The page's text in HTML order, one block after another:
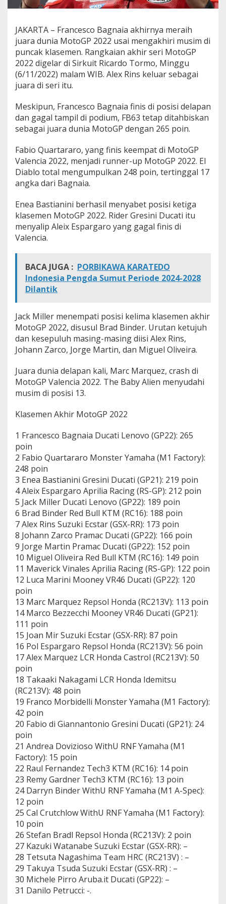
o
t
o
G
P
2
2
!
JAKARTA – Francesco Bagnaia akhirnya meraih
juara dunia MotoGP 2022 usai mengakhiri musim di
puncak klasemen. Rangkaian akhir seri MotoGP
2022 digelar di Sirkuit Ricardo Tormo, Minggu
(6/11/2022) malam WIB. Alex Rins keluar sebagai
juara di seri itu.
Meskipun, Francesco Bagnaia finis di posisi delapan
dan gagal tampil di podium, FB63 tetap ditahbiskan
sebagai juara dunia MotoGP dengan 265 poin.
Fabio Quartararo, yang finis keempat di MotoGP
Valencia 2022, menjadi runner-up MotoGP 2022. El
Diablo total mengumpulkan 248 poin, tertinggal 17
angka dari Bagnaia.
Enea Bastianini berhasil menyabet posisi ketiga
klasemen MotoGP 2022. Rider Gresini Ducati itu
menyalip Aleix Espargaro yang gagal finis di
Valencia.
BACA JUGA : PORBIKAWA KARATEDO
Indonesia Pengda Sumut Periode 2024-2028
Dilantik
Jack Miller menempati posisi kelima klasemen akhir
MotoGP 2022, disusul Brad Binder. Urutan ketujuh
dan kesepuluh masing-masing diisi Alex Rins,
Johann Zarco, Jorge Martin, dan Miguel Oliveira.
Juara dunia delapan kali, Marc Marquez, crash di
MotoGP Valencia 2022. The Baby Alien menyudahi
musim di posisi 13.
Klasemen Akhir MotoGP 2022
1 Francesco Bagnaia Ducati Lenovo (GP22): 265
poin
2 Fabio Quartararo Monster Yamaha (M1 Factory):
248 poin
3 Enea Bastianini Gresini Ducati (GP21): 219 poin
4 Aleix Espargaro Aprilia Racing (RS-GP): 212 poin
5 Jack Miller Ducati Lenovo (GP22): 189 poin
6 Brad Binder Red Bull KTM (RC16): 188 poin
7 Alex Rins Suzuki Ecstar (GSX-RR): 173 poin
8 Johann Zarco Pramac Ducati (GP22): 166 poin
9 Jorge Martin Pramac Ducati (GP22): 152 poin
10 Miguel Oliveira Red Bull KTM (RC16): 149 poin
11 Maverick Vinales Aprilia Racing (RS-GP): 122 poin
12 Luca Marini Mooney VR46 Ducati (GP22): 120
poin
13 Marc Marquez Repsol Honda (RC213V): 113 poin
14 Marco Bezzecchi Mooney VR46 Ducati (GP21):
111 poin
15 Joan Mir Suzuki Ecstar (GSX-RR): 87 poin
16 Pol Espargaro Repsol Honda (RC213V): 56 poin
17 Alex Marquez LCR Honda Castrol (RC213V): 50
poin
18 Takaaki Nakagami LCR Honda Idemitsu
(RC213V): 48 poin
19 Franco Morbidelli Monster Yamaha (M1 Factory):
42 poin
20 Fabio di Giannantonio Gresini Ducati (GP21): 24
poin
21 Andrea Dovizioso WithU RNF Yamaha (M1
Factory): 15 poin
22 Raul Fernandez Tech3 KTM (RC16): 14 poin
23 Remy Gardner Tech3 KTM (RC16): 13 poin
24 Darryn Binder WithU RNF Yamaha (M1 A-Spec):
12 poin
25 Cal Crutchlow WithU RNF Yamaha (M1 Factory):
10 poin
26 Stefan Bradl Repsol Honda (RC213V): 2 poin
27 Kazuki Watanabe Suzuki Ecstar (GSX-RR): –
28 Tetsuta Nagashima Team HRC (RC213V) : –
29 Takuya Tsuda Suzuki Ecstar (GSX-RR) : –
30 Michele Pirro Aruba.it Ducati (GP22): –
31 Danilo Petrucci: -.